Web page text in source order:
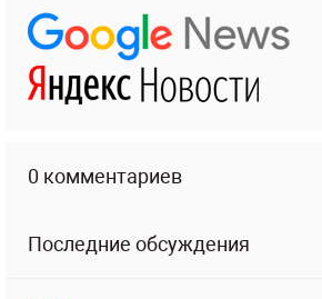
0 комментариев
Последние обсуждения